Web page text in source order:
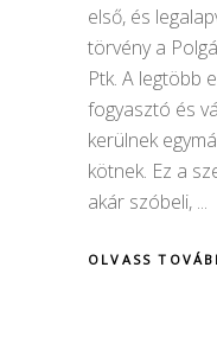
első, és
törvény a
Ptk. A legtöbb
fogyasztó és
kerülnek
kötnek. Ez a
akár szóbeli,
OLVASS